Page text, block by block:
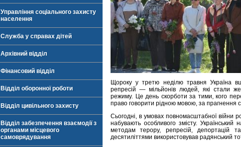
Управління соціального захисту
населення
Служба у справах дітей
Архівний відділ
Фінансовий відділ
Відділ оборонної роботи
Відділ цивільного захисту
Відділ забезпечення взаємодії з
органами місцевого
самоврядування
Щороку у третю неділю травня Україна
репресій — мільйонів людей, які стали
режиму. Це день скорботи за тими, кого
право говорити рідною мовою, за прагнення
Сьогодні, в умовах повномасштабної війни
набувають особливого змісту.
методам терору, репресій, депортацій
десятиліттями використовував радянський